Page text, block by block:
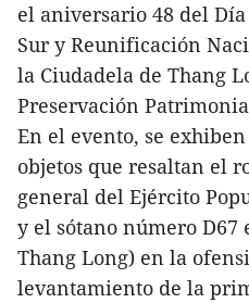
el aniversario 48 del
Sur y Reunificación
la Ciudadela de Thang
Preservación
En el evento, se
objetos que resaltan el
general del Ejército
y el sótano número D67
Thang Long) en la
levantamiento de la